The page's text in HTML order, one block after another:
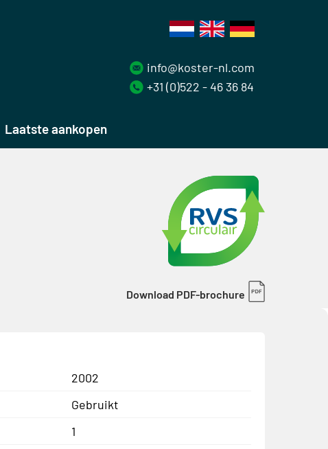
Laatste aankopen
info@koster-nl.com
+31 (0)522 - 46 36 84
Download PDF-brochure
2002
Gebruikt
1